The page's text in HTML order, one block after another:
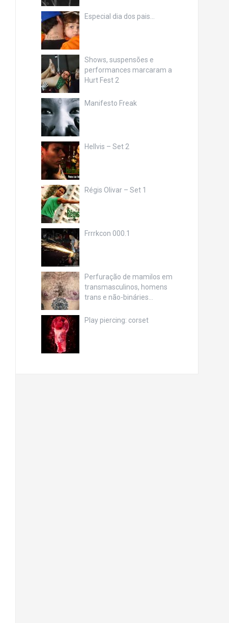
Especial dia dos pais…
Shows, suspensões e
performances marcaram a
Hurt Fest 2
Manifesto Freak
Hellvis – Set 2
Régis Olivar – Set 1
Frrrkcon 000.1
Perfuração de mamilos em
transmasculinos, homens
trans e não-bináries…
Play piercing: corset